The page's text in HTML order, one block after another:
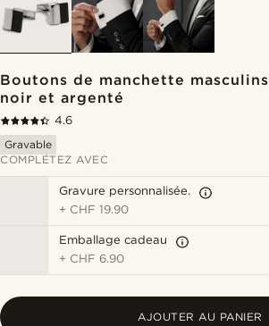
Boutons de manchette masculins
noir et argenté
4.6
Gravable
COMPLÉTEZ AVEC
Gravure personnalisée.
+ CHF 19.90
Emballage cadeau
+ CHF 6.90
AJOUTER AU PANIER